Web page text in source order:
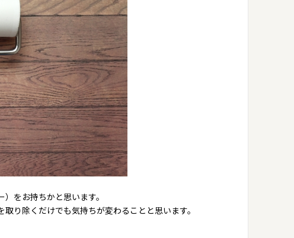
をお持ちかと思います。
り除くだけでも気持ちが変わることと思います。